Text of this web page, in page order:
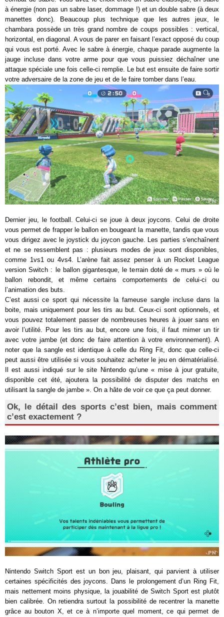
à énergie (non pas un sabre laser, dommage !) et un double sabre (à deux
manettes donc). Beaucoup plus technique que les autres jeux, le
chambara possède un très grand nombre de coups possibles : vertical,
horizontal, en diagonal. A vous de parer en faisant l’exact opposé du coup
qui vous est porté. Avec le sabre à énergie, chaque parade augmente la
jauge incluse dans votre arme pour que vous puissiez déchaîner une
attaque spéciale une fois celle-ci remplie. Le but est ensuite de faire sortir
votre adversaire de la zone de jeu et de le faire tomber dans l’eau.
Dernier jeu, le football. Celui-ci se joue à deux joycons. Celui de droite
vous permet de frapper le ballon en bougeant la manette, tandis que vous
vous dirigez avec le joystick du joycon gauche. Les parties s'enchaînent
et ne se ressemblent pas : plusieurs modes de jeux sont disponibles,
comme 1vs1 ou 4vs4. L’arène fait assez penser à un Rocket League
version Switch : le ballon gigantesque, le terrain doté de « murs » où le
ballon rebondit, et même certains comportements de celui-ci ou
l’animation des buts.
C’est aussi ce sport qui nécessite la fameuse sangle incluse dans la
boite, mais uniquement pour les tirs au but. Ceux-ci sont optionnels, et
vous pouvez totalement passer de nombreuses heures à jouer sans en
avoir l’utilité. Pour les tirs au but, encore une fois, il faut mimer un tir
avec votre jambe (et donc de faire attention à votre environnement). A
noter que la sangle est identique à celle du Ring Fit, donc que celle-ci
peut aussi être utilisée si vous souhaitez acheter le jeu en dématérialisé.
Il est aussi indiqué sur le site Nintendo qu’une « mise à jour gratuite,
disponible cet été, ajoutera la possibilité de disputer des matchs en
utilisant la sangle de jambe ». On a hâte de voir ce que ça peut donner.
Ok, le détail des sports c’est bien, mais comment
c’est exactement ?
Nintendo Switch Sport est un bon jeu, plaisant, qui parvient à utiliser
certaines spécificités des joycons. Dans le prolongement d’un Ring Fit,
mais nettement moins physique, la jouabilité de Switch Sport est plutôt
bien calibrée. On retiendra surtout la possibilité de recentrer la manette
grâce au bouton X, et ce à n’importe quel moment, ce qui permet de